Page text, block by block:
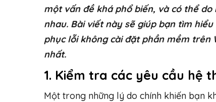
một vấn đề khá phổ biến, và có thể
nhau. Bài viết này sẽ giúp bạn tìm
phục lỗi không cài đặt phần mềm trên
nhất.
1. Kiểm tra các yêu cầu hệ
Một trong những lý do chính khiến bạn